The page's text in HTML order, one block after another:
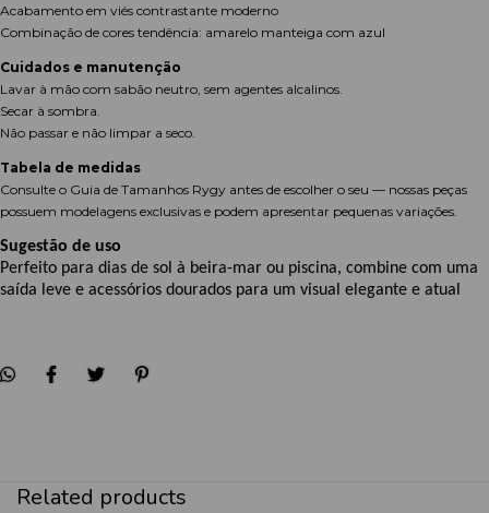
Acabamento em viés contrastante moderno
Combinação de cores tendência: amarelo manteiga com azul
Cuidados e manutenção
Lavar à mão com sabão neutro, sem agentes alcalinos.
Secar à sombra.
Não passar e não limpar a seco.
Tabela de medidas
Consulte o Guia de Tamanhos Rygy antes de escolher o seu — nossas peças
possuem modelagens exclusivas e podem apresentar pequenas variações.
Sugestão de uso
Perfeito para dias de sol à beira-mar ou piscina, combine com uma
saída leve e acessórios dourados para um visual elegante e atual
Related products